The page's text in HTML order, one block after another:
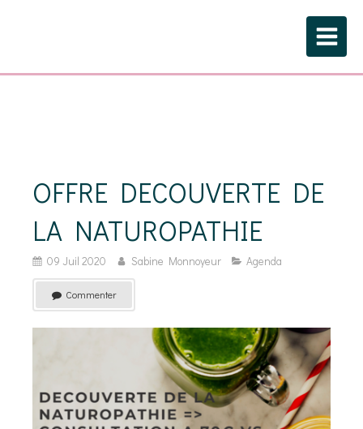
OFFRE DECOUVERTE DE
LA NATUROPATHIE
09 Juil 2020 Sabine Monnoyeur Agenda
Commenter